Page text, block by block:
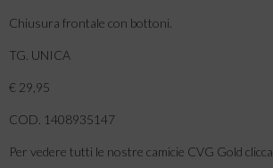
Chiusura frontale con bottoni.
TG. UNICA
€ 29,95
COD. 1408935147
Per vedere tutti le nostre camicie CVG Gold clicca